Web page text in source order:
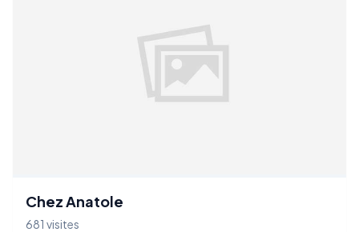
Chez Anatole
681 visites